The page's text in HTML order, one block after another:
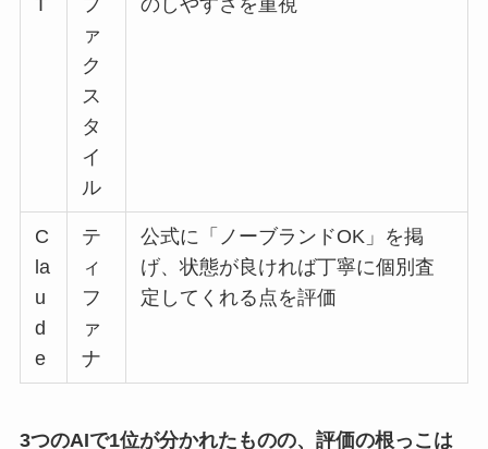
T
フ
ァ
ク
ス
タ
イ
ル
のしやすさを重視
C
la
u
d
e
テ
ィ
フ
ァ
ナ
公式に「ノーブランドOK」を掲
げ、状態が良ければ丁寧に個別査
定してくれる点を評価
3つのAIで1位が分かれたものの、評価の根っこは